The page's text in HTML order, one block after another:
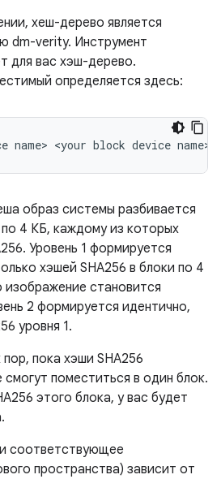
хеш-дерево является
dm-verity. Инструмент
для вас хэш-дерево.
определяется здесь:
образ системы разбивается
4 КБ, каждому из которых
Уровень 1 формируется
хэшей SHA256 в блоки по 4
изображение становится
2 формируется идентично,
уровня 1.
пока хэши SHA256
поместиться в один блок.
этого блока, у вас будет
соответствующее
пространства) зависит от